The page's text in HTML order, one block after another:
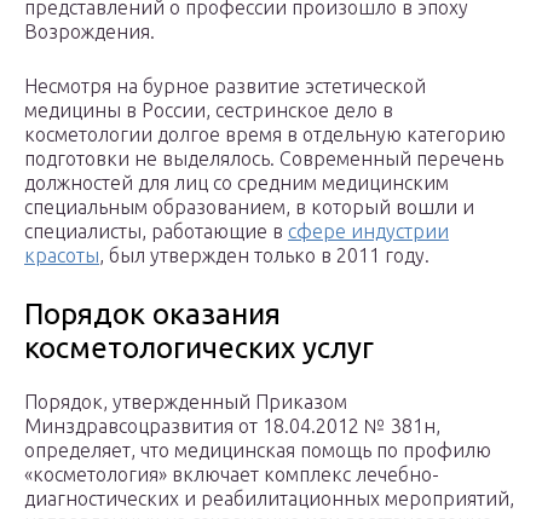
представлений о профессии произошло в эпоху
Возрождения.
Несмотря на бурное развитие эстетической
медицины в России, сестринское дело в
косметологии долгое время в отдельную категорию
подготовки не выделялось. Современный перечень
должностей для лиц со средним медицинским
специальным образованием, в который вошли и
специалисты, работающие в сфере индустрии
красоты, был утвержден только в 2011 году.
Порядок оказания
косметологических услуг
Порядок, утвержденный Приказом
Минздравсоцразвития от 18.04.2012 № 381н,
определяет, что медицинская помощь по профилю
«косметология» включает комплекс лечебно-
диагностических и реабилитационных мероприятий,